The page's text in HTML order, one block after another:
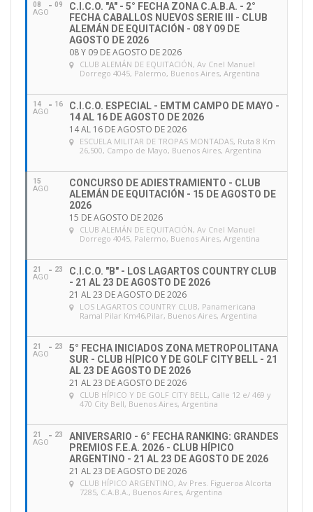
08
AGO
09
C.I.C.O. "A" - 5° FECHA ZONA C.A.B.A. - 2°
FECHA CABALLOS NUEVOS SERIE III - CLUB
ALEMÁN DE EQUITACIÓN - 08 Y 09 DE
AGOSTO DE 2026
08 Y 09 DE AGOSTO DE 2026
CLUB ALEMÁN DE EQUITACIÓN, Av Cnel Manuel
Dorrego 4045, Palermo, Buenos Aires, Argentina
14
AGO
16
C.I.C.O. ESPECIAL - EMTM CAMPO DE MAYO -
14 AL 16 DE AGOSTO DE 2026
14 AL 16 DE AGOSTO DE 2026
ESCUELA MILITAR DE TROPAS MONTADAS, Ruta 8 Km
26,500, Campo de Mayo, Buenos Aires, Argentina
15
AGO
CONCURSO DE ADIESTRAMIENTO - CLUB
ALEMÁN DE EQUITACIÓN - 15 DE AGOSTO DE
2026
15 DE AGOSTO DE 2026
CLUB ALEMÁN DE EQUITACIÓN, Av Cnel Manuel
Dorrego 4045, Palermo, Buenos Aires, Argentina
21
AGO
23
C.I.C.O. "B" - LOS LAGARTOS COUNTRY CLUB
- 21 AL 23 DE AGOSTO DE 2026
21 AL 23 DE AGOSTO DE 2026
LOS LAGARTOS COUNTRY CLUB, Panamericana
Ramal Pilar Km46,Pilar, Buenos Aires, Argentina
21
AGO
23
5° FECHA INICIADOS ZONA METROPOLITANA
SUR - CLUB HÍPICO Y DE GOLF CITY BELL - 21
AL 23 DE AGOSTO DE 2026
21 AL 23 DE AGOSTO DE 2026
CLUB HÍPICO Y DE GOLF CITY BELL, Calle 12 e/ 469 y
470 City Bell, Buenos Aires, Argentina
21
AGO
23
ANIVERSARIO - 6° FECHA RANKING: GRANDES
PREMIOS F.E.A. 2026 - CLUB HÍPICO
ARGENTINO - 21 AL 23 DE AGOSTO DE 2026
21 AL 23 DE AGOSTO DE 2026
CLUB HÍPICO ARGENTINO, Av Pres. Figueroa Alcorta
7285, C.A.B.A., Buenos Aires, Argentina